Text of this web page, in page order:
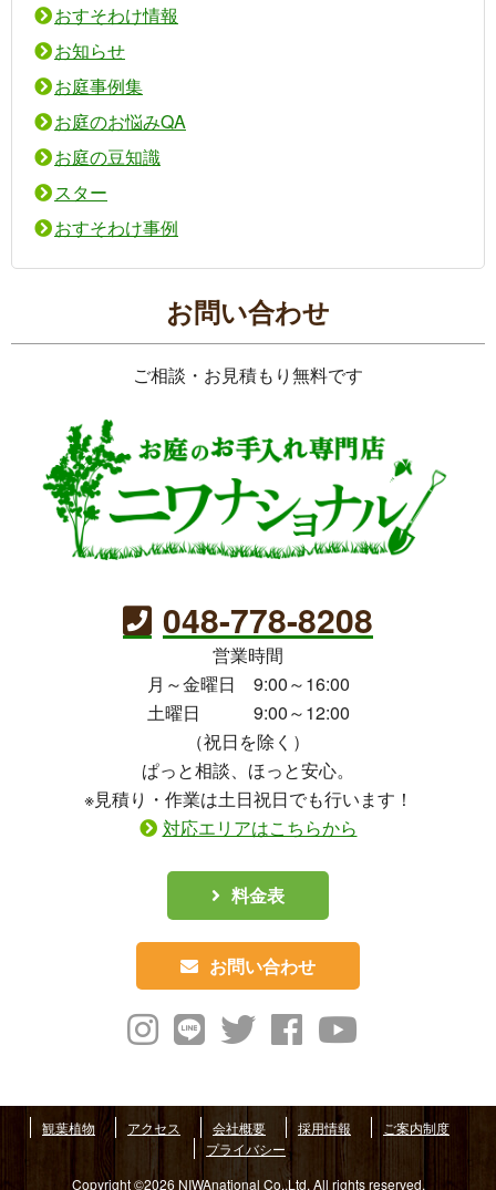
おすそわけ情報
お知らせ
お庭事例集
お庭のお悩みQA
お庭の豆知識
スター
おすそわけ事例
お問い合わせ
ご相談・お見積もり無料です
048-778-8208
営業時間
月～金曜日 9:00～16:00
土曜日 9:00～12:00
（祝日を除く）
ぱっと相談、ほっと安心。
※見積り・作業は土日祝日でも行います！
対応エリアはこちらから
料金表
お問い合わせ
観葉植物 アクセス 会社概要 採用情報
ご案内制度
プライバシー
Copyright ©2026 NIWAnational Co.,Ltd. All rights reserved.